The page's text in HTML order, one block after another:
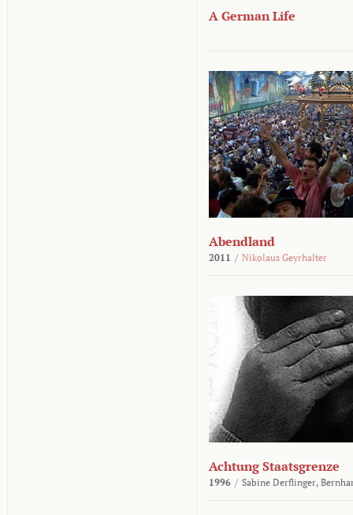
A German Life
Abendland
2011 / Nikolaus Geyrhalter
Achtung Staatsgrenze
1996 / Sabine Derflinger,